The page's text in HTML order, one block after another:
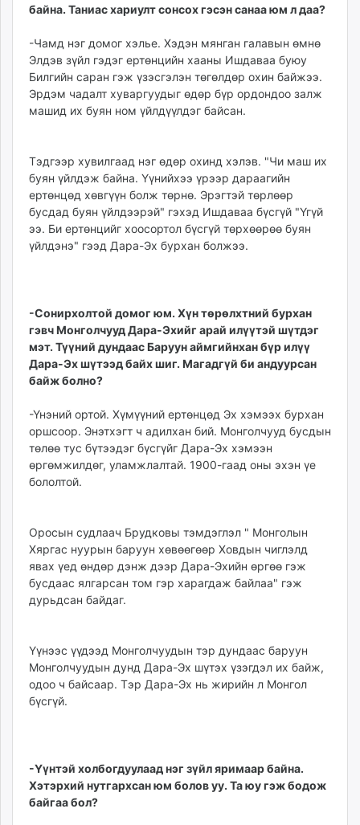
байна. Таниас хариулт сонсох гэсэн санаа юм л даа?
-Чамд нэг домог хэлье. Хэдэн мянган галавын өмнө
Элдэв зүйл гэдэг ертөнцийн хааны Ишдаваа буюу
Билгийн саран гэж үзэсгэлэн төгөлдөр охин байжээ.
Эрдэм чадалт хуваргуудыг өдөр бүр ордондоо залж
машид их буян ном үйлдүүлдэг байсан.
Тэдгээр хувилгаад нэг өдөр охинд хэлэв. "Чи маш их
буян үйлдэж байна. Үүнийхээ үрээр дараагийн
ертөнцөд хөвгүүн болж төрнө. Эрэгтэй төрлөөр
бусдад буян үйлдээрэй" гэхэд Ишдаваа бүсгүй "Үгүй
ээ. Би ертөнцийг хоосортол бүсгүй төрхөөрөө буян
үйлдэнэ" гээд Дара-Эх бурхан болжээ.
-Сонирхолтой домог юм. Хүн төрөлхтний бурхан
гэвч Монголчууд Дара-Эхийг арай илүүтэй шүтдэг
мэт. Түүний дундаас Баруун аймгийнхан бүр илүү
Дара-Эх шүтээд байх шиг. Магадгүй би андуурсан
байж болно?
-Үнэний ортой. Хүмүүний ертөнцөд Эх хэмээх бурхан
оршсоор. Энэтхэгт ч адилхан бий. Монголчууд бусдын
төлөө тус бүтээдэг бүсгүйг Дара-Эх хэмээн
өргөмжилдөг, уламжлалтай. 1900-гаад оны эхэн үе
бололтой.
Оросын судлаач Брудковы тэмдэглэл " Монголын
Хяргас нуурын баруун хөвөөгөөр Ховдын чиглэлд
явах үед өндөр дэнж дээр Дара-Эхийн өргөө гэж
бусдаас ялгарсан том гэр харагдаж байлаа" гэж
дурьдсан байдаг.
Үүнээс үүдээд Монголчуудын тэр дундаас баруун
Монголчуудын дунд Дара-Эх шүтэх үзэгдэл их байж,
одоо ч байсаар. Тэр Дара-Эх нь жирийн л Монгол
бүсгүй.
-Үүнтэй холбогдуулаад нэг зүйл яримаар байна.
Хэтэрхий нутгархсан юм болов уу. Та юу гэж бодож
байгаа бол?